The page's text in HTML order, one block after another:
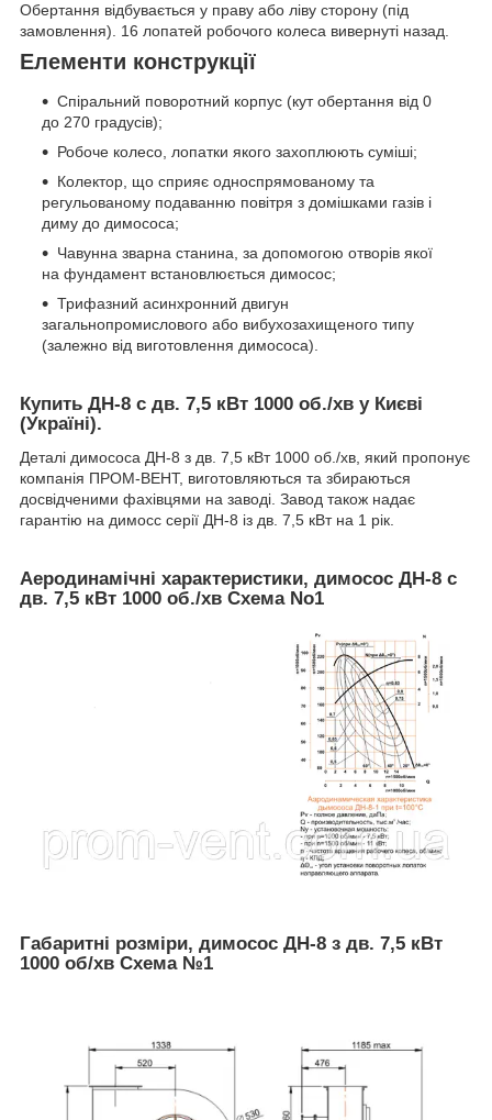
Обертання відбувається у праву або ліву сторону (під
замовлення). 16 лопатей робочого колеса вивернуті назад.
Елементи конструкції
Спіральний поворотний корпус (кут обертання від 0
до 270 градусів);
Робоче колесо, лопатки якого захоплюють суміші;
Колектор, що сприяє односпрямованому та
регульованому подаванню повітря з домішками газів і
диму до димососа;
Чавунна зварна станина, за допомогою отворів якої
на фундамент встановлюється димосос;
Трифазний асинхронний двигун
загальнопромислового або вибухозахищеного типу
(залежно від виготовлення димососа).
Купить ДН-8 с дв. 7,5 кВт 1000 об./хв у Києві
(Україні).
Деталі димососа ДН-8 з дв. 7,5 кВт 1000 об./хв, який пропонує
компанія ПРОМ-ВЕНТ, виготовляються та збираються
досвідченими фахівцями на заводі. Завод також надає
гарантію на димосс серії ДН-8 із дв. 7,5 кВт на 1 рік.
Аеродинамічні характеристики, димосос ДН-8 с
дв. 7,5 кВт 1000 об./хв Схема No1
Габаритні розміри, димосос ДН-8 з дв. 7,5 кВт
1000 об/хв Схема №1